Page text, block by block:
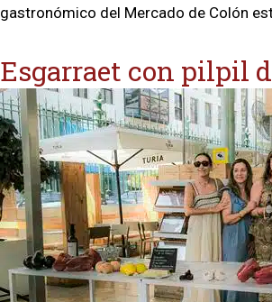
gastronómico del Mercado de Colón
Esgarraet con pilpil